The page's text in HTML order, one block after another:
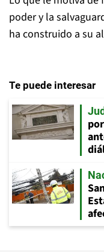
poder y la
ha construido a su
Te puede interesar